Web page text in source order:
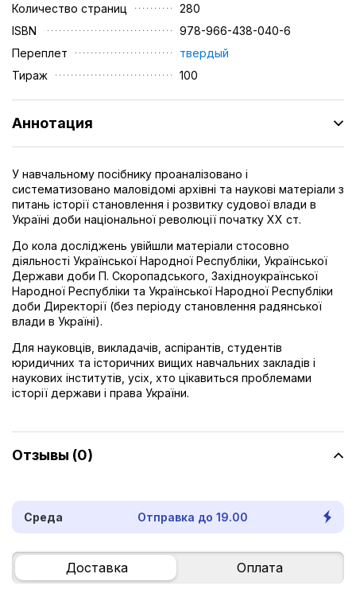
Количество страниц
280
ISBN
978-966-438-040-6
Переплет
твердый
Тираж
100
Аннотация
У навчальному посібнику проаналізовано і
систематизовано маловідомі архівні та наукові матеріали з
питань історії становлення і розвитку судової влади в
Україні доби національної революції початку XX ст.
До кола досліджень увійшли матеріали стосовно
діяльності Української Народної Республіки, Української
Держави доби П. Скоропадського, Західноукраїнської
Народної Республіки та Української Народної Республіки
доби Директорії (без періоду становлення радянської
влади в Україні).
Для науковців, викладачів, аспірантів, студентів
юридичних та історичних вищих навчальних закладів і
наукових інститутів, усіх, хто цікавиться проблемами
історії держави і права України.
Отзывы (0)
Среда Отправка до 19.00
Доставка Оплата